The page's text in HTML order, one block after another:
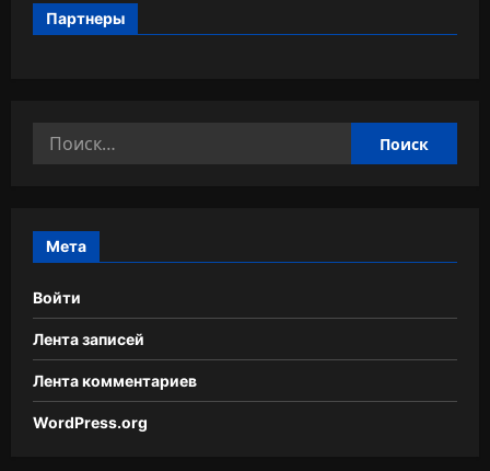
Партнеры
Найти:
Мета
Войти
Лента записей
Лента комментариев
WordPress.org